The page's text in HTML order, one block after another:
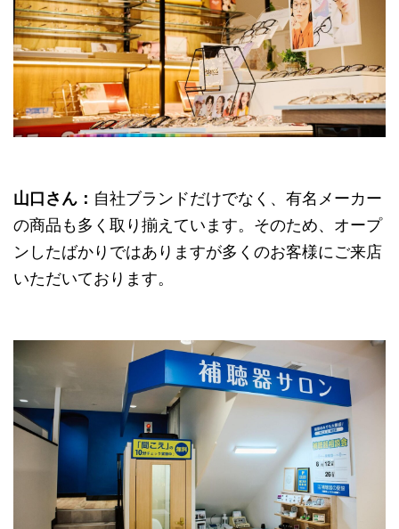
山口さん： 自社ブランドだけでなく、有名メーカー
の商品も多く取り揃えています。そのため、オープ
ンしたばかりではありますが多くのお客様にご来店
いただいております。